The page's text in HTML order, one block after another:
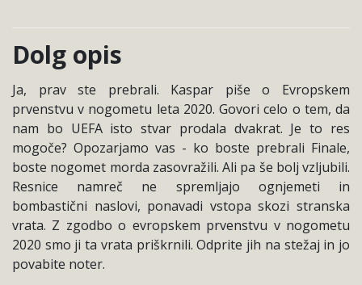
Dolg opis
Ja, prav ste prebrali. Kaspar piše o Evropskem
prvenstvu v nogometu leta 2020. Govori celo o tem, da
nam bo UEFA isto stvar prodala dvakrat. Je to res
mogoče? Opozarjamo vas - ko boste prebrali Finale,
boste nogomet morda zasovražili. Ali pa še bolj vzljubili.
Resnice namreč ne spremljajo ognjemeti in
bombastični naslovi, ponavadi vstopa skozi stranska
vrata. Z zgodbo o evropskem prvenstvu v nogometu
2020 smo ji ta vrata priškrnili. Odprite jih na stežaj in jo
povabite noter.